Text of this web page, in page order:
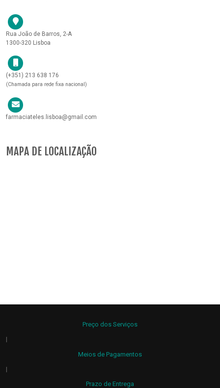
Rua João de Barros, 2-A
1300-320 Lisboa
(+351) 213 638 176
(Chamada para rede fixa nacional)
farmaciateles.lisboa@gmail.com
MAPA DE LOCALIZAÇÃO
Preço dos Serviços
|
Meios de Pagamentos
|
Prazo de Entrega